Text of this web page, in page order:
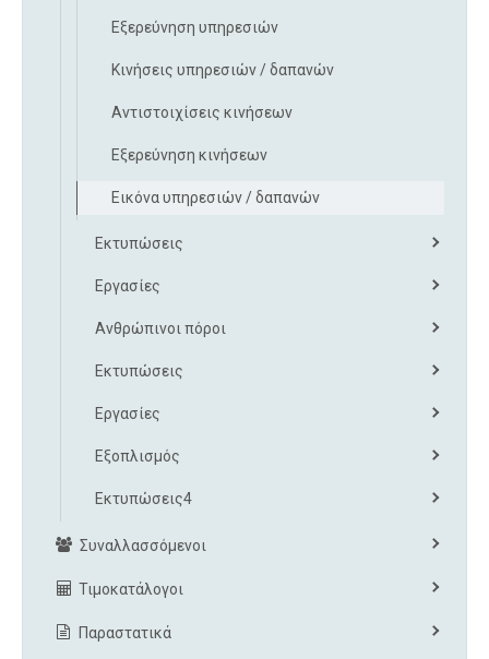
Εξερεύνηση υπηρεσιών
Κινήσεις υπηρεσιών / δαπανών
Αντιστοιχίσεις κινήσεων
Εξερεύνηση κινήσεων
Εικόνα υπηρεσιών / δαπανών
Εκτυπώσεις
Εργασίες
Ανθρώπινοι πόροι
Εκτυπώσεις
Εργασίες
Εξοπλισμός
Εκτυπώσεις4
Συναλλασσόμενοι
Τιμοκατάλογοι
Παραστατικά